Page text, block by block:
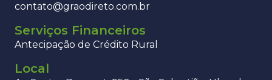
contato@graodireto.com.br
Serviços Financeiros
Antecipação de Crédito Rural
Local